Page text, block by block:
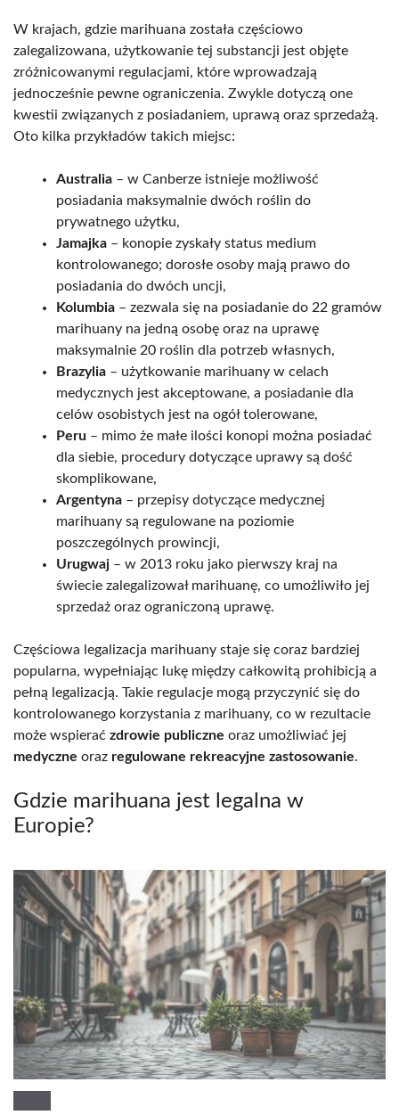
W krajach, gdzie marihuana została częściowo
zalegalizowana, użytkowanie tej substancji jest objęte
zróżnicowanymi regulacjami, które wprowadzają
jednocześnie pewne ograniczenia. Zwykle dotyczą one
kwestii związanych z posiadaniem, uprawą oraz sprzedażą.
Oto kilka przykładów takich miejsc:
Australia – w Canberze istnieje możliwość
posiadania maksymalnie dwóch roślin do
prywatnego użytku,
Jamajka – konopie zyskały status medium
kontrolowanego; dorosłe osoby mają prawo do
posiadania do dwóch uncji,
Kolumbia – zezwala się na posiadanie do 22 gramów
marihuany na jedną osobę oraz na uprawę
maksymalnie 20 roślin dla potrzeb własnych,
Brazylia – użytkowanie marihuany w celach
medycznych jest akceptowane, a posiadanie dla
celów osobistych jest na ogół tolerowane,
Peru – mimo że małe ilości konopi można posiadać
dla siebie, procedury dotyczące uprawy są dość
skomplikowane,
Argentyna – przepisy dotyczące medycznej
marihuany są regulowane na poziomie
poszczególnych prowincji,
Urugwaj – w 2013 roku jako pierwszy kraj na
świecie zalegalizował marihuanę, co umożliwiło jej
sprzedaż oraz ograniczoną uprawę.
Częściowa legalizacja marihuany staje się coraz bardziej
popularna, wypełniając lukę między całkowitą prohibicją a
pełną legalizacją. Takie regulacje mogą przyczynić się do
kontrolowanego korzystania z marihuany, co w rezultacie
może wspierać zdrowie publiczne oraz umożliwiać jej
medyczne oraz regulowane rekreacyjne zastosowanie.
Gdzie marihuana jest legalna w
Europie?